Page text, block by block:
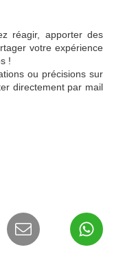
réagir, apporter des
votre expérience
!
ou précisions sur
directement par mail